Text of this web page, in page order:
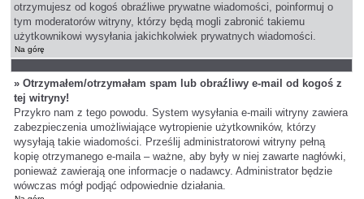
otrzymujesz od kogoś obraźliwe prywatne wiadomości, poinformuj o
tym moderatorów witryny, którzy będą mogli zabronić takiemu
użytkownikowi wysyłania jakichkolwiek prywatnych wiadomości.
Na górę
» Otrzymałem/otrzymałam spam lub obraźliwy e-mail od kogoś z
tej witryny!
Przykro nam z tego powodu. System wysyłania e-maili witryny zawiera
zabezpieczenia umożliwiające wytropienie użytkowników, którzy
wysyłają takie wiadomości. Prześlij administratorowi witryny pełną
kopię otrzymanego e-maila – ważne, aby były w niej zawarte nagłówki,
ponieważ zawierają one informacje o nadawcy. Administrator będzie
wówczas mógł podjąć odpowiednie działania.